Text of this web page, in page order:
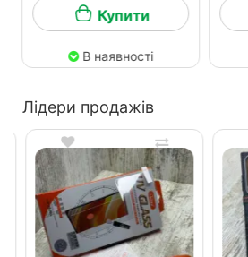
Купити
В наявності
Лідери продажів